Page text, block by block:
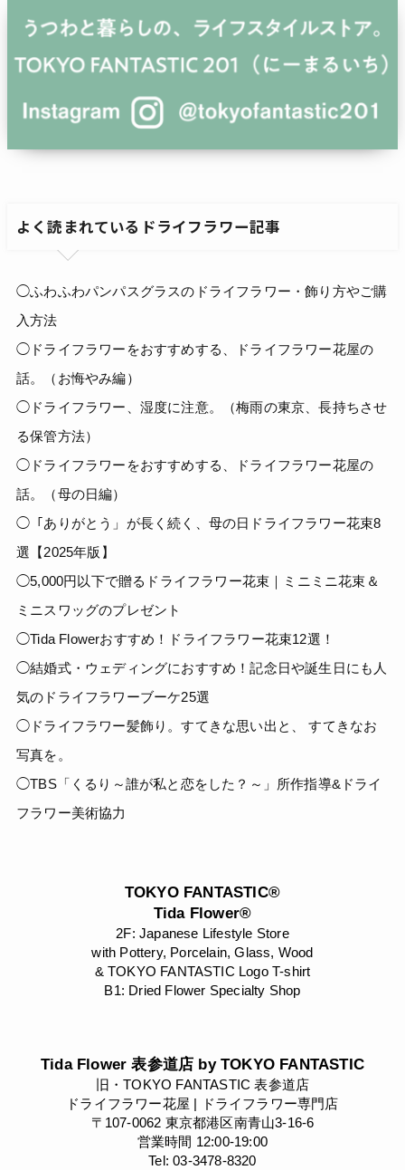
よく読まれているドライフラワー記事
◯ふわふわパンパスグラスのドライフラワー・飾り方やご購
入方法
◯ドライフラワーをおすすめする、ドライフラワー花屋の
話。（お悔やみ編）
◯ドライフラワー、湿度に注意。（梅雨の東京、長持ちさせ
る保管方法）
◯ドライフラワーをおすすめする、ドライフラワー花屋の
話。（母の日編）
◯「ありがとう」が長く続く、母の日ドライフラワー花束8
選【2025年版】
◯5,000円以下で贈るドライフラワー花束｜ミニミニ花束＆
ミニスワッグのプレゼント
◯Tida Flowerおすすめ！ドライフラワー花束12選！
◯結婚式・ウェディングにおすすめ！記念日や誕生日にも人
気のドライフラワーブーケ25選
◯ドライフラワー髪飾り。すてきな思い出と、 すてきなお
写真を。
◯TBS「くるり～誰が私と恋をした？～」所作指導&ドライ
フラワー美術協力
TOKYO FANTASTIC®
Tida Flower®
2F: Japanese Lifestyle Store
with Pottery, Porcelain, Glass, Wood
& TOKYO FANTASTIC Logo T-shirt
B1: Dried Flower Specialty Shop
Tida Flower 表参道店 by TOKYO FANTASTIC
旧・TOKYO FANTASTIC 表参道店
ドライフラワー花屋 | ドライフラワー専門店
〒107-0062 東京都港区南青山3-16-6
営業時間 12:00-19:00
Tel: 03-3478-8320